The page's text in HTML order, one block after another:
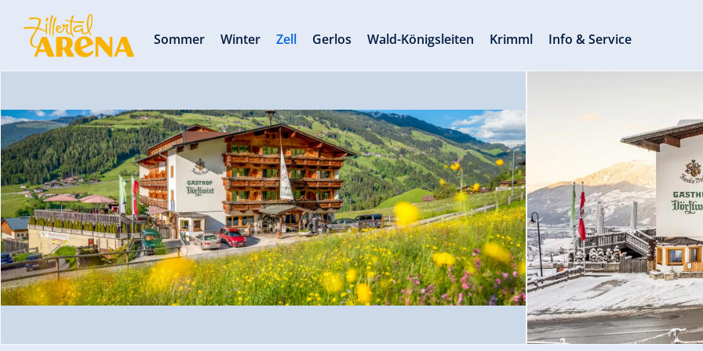
Sommer Winter Zell Gerlos Wald-Königsleiten Krimml Info & Service